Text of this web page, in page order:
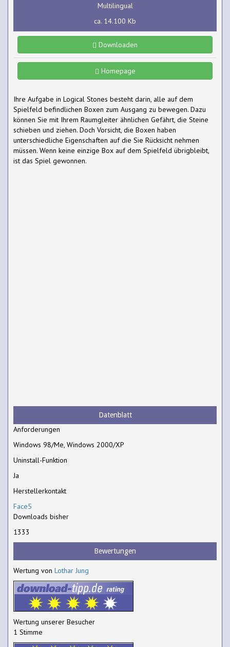
Multilingual
ca. 14.100 Kb
Downloaden
Homepage
Ihre Aufgabe in Logical Stones besteht darin, alle auf dem
Spielfeld befindlichen Boxen zum Ausgang zu bewegen. Dazu
können Sie mit Ihrem Raumgleiter ähnlichen Gefährt, die Steine
schieben und ziehen. Doch Vorsicht, die Boxen haben
unterschiedliche Eigenschaften auf die Sie Rücksicht nehmen
müssen. Wenn keine einzige Box auf dem Spielfeld übrigbleibt,
ist das Spiel gewonnen.
Datenblatt
Anforderungen
Windows 98/Me, Windows 2000/XP
Uninstall-Funktion
Ja
Herstellerkontakt
Face5
Downloads bisher
1333
Bewertungen
Wertung von Lothar Jung
Wertung unserer Besucher
1 Stimme